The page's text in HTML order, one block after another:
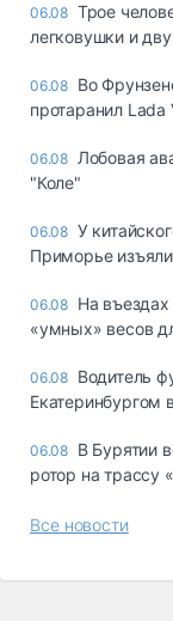
06.08 Трое
легковушки и
06.08 Во
протаранил Lada
06.08 Лобовая
"Коле"
06.08 У
Приморье
06.08 Ha
«yмныx» вecoв
06.08 Водитель
Екатеринбургом
06.08 В Бурятии
ротор на трассу
Все новости